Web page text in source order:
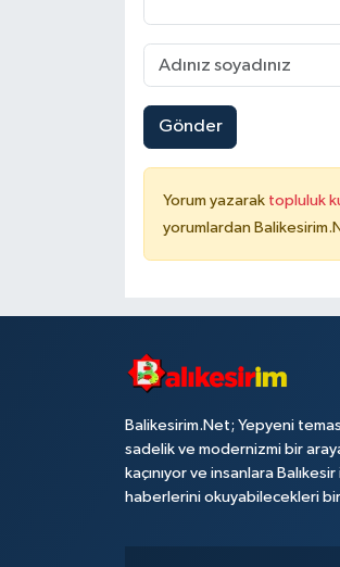
Gönder
Yorum yazarak topluluk
yorumlardan
Balikesirim.Net; Yepyeni
sadelik ve modernizmi bir
kaçınıyor ve insanlara
haberlerini okuyabilecekleri